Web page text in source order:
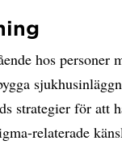
hos personer
strategier för att
relaterade